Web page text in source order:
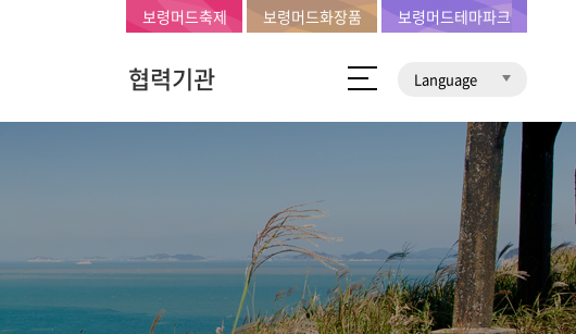
협력기관 Language
보령머드축제 보령머드화장품 보령머드테마파크